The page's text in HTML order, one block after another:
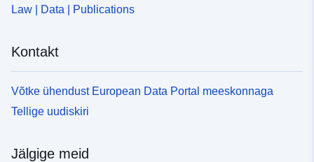
Law | Data | Publications
Kontakt
Võtke ühendust European Data Portal meeskonnaga
Tellige uudiskiri
Jälgige meid